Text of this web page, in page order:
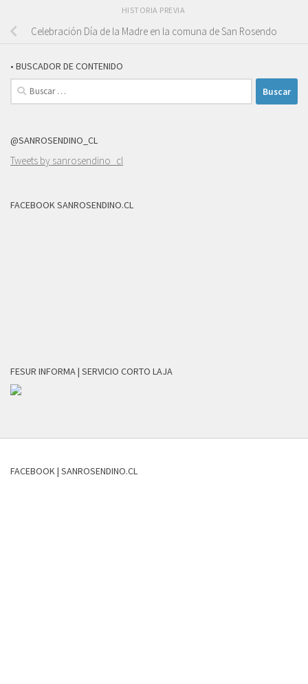
HISTORIA PREVIA
Celebración Día de la Madre en la comuna de San Rosendo
• BUSCADOR DE CONTENIDO
Buscar:
@SANROSENDINO_CL
Tweets by sanrosendino_cl
FACEBOOK SANROSENDINO.CL
FESUR INFORMA | SERVICIO CORTO LAJA
FACEBOOK | SANROSENDINO.CL